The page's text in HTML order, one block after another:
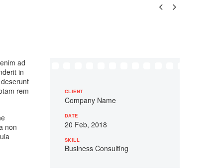
 
ad
in
rem
non
CLIENT
Company Name
DATE
20 Feb, 2018
SKILL
Business Consulting